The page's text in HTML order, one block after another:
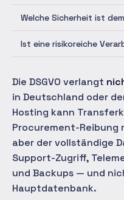
Welche Sicherheit ist
Ist eine risikoreiche
Die DSGVO verlangt
in Deutschland oder
Hosting kann
Procurement-Reibung
aber der vollständige
Support-Zugriff,
und Backups — und
Hauptdatenbank.